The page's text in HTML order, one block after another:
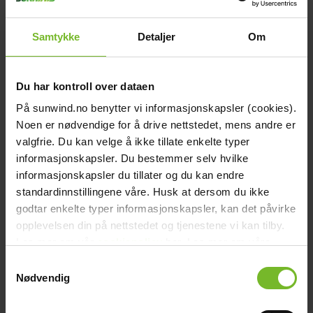
Samtykke Detaljer Om
Du har kontroll over dataen
På sunwind.no benytter vi informasjonskapsler (cookies).
Noen er nødvendige for å drive nettstedet, mens andre er
valgfrie. Du kan velge å ikke tillate enkelte typer
informasjonskapsler. Du bestemmer selv hvilke
informasjonskapsler du tillater og du kan endre
standardinnstillingene våre. Husk at dersom du ikke
godtar enkelte typer informasjonskapsler, kan det påvirke
opplevelsen din på nettstedet og tjenestene vi kan tilby.
Nødvendig
Reservdelar - Bålpanna
Reservdelar - Grill Urnorsk
Reservdelar - Grill Sunwind (2008 till 2018)
Reservdelar - Vatten chevron_right
Reservdelar - Wallas
chevron_right
close
chevron_left Tillbaka till huvudmenyn Se alla
Energi chevron_right
Kök & Gasol chevron_right
Värme
chevron_right
Startsida
Ofta ställda frågor
Toalett
Båt och caravan Grill och trädgård
Kök och